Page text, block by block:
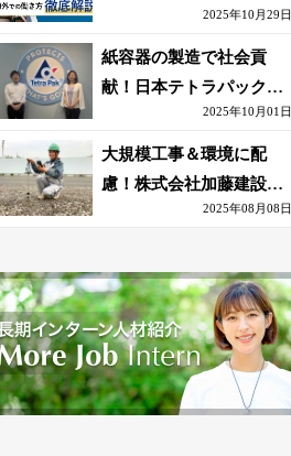
おすすめ職種｜英語話せ
ないOK求人はある？
2025年10月29日
紙容器の製造で社会貢
献！日本テトラパック株
式会社のグローバルな環
境
2025年10月01日
大規模工事＆環境に配
慮！株式会社加藤建設の
若手が語る現場監督の働
2025年08月08日